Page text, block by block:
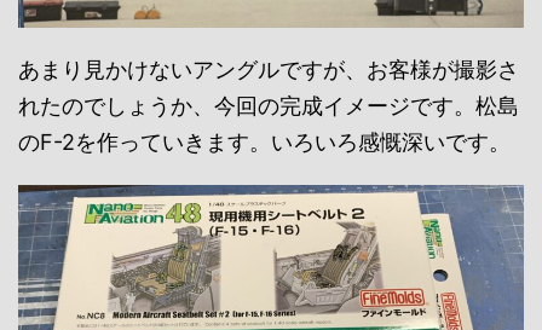
あまり見かけないアングルですが、お客様が撮影さ
れたのでしょうか、今回の完成イメージです。松島
のF-2を作っていきます。いろいろ感慨深いです。